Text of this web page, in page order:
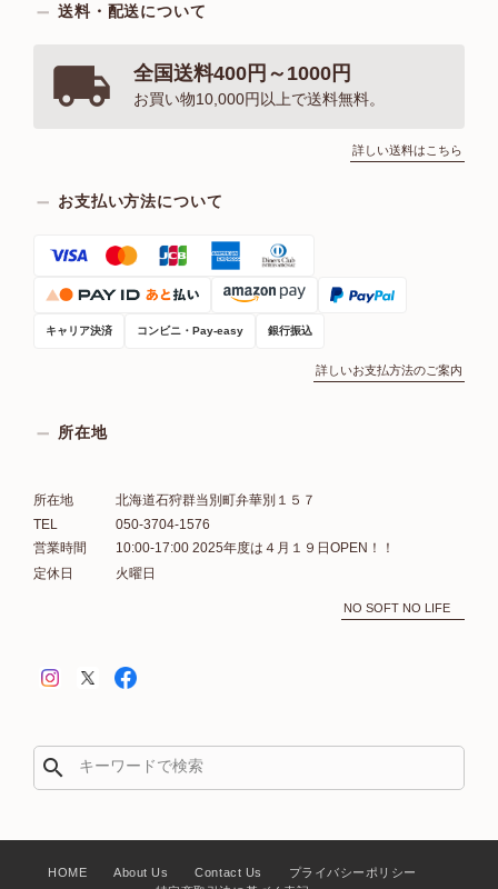
送料・配送について
全国送料400円～1000円
お買い物10,000円以上で送料無料。
詳しい送料はこちら
お支払い方法について
キャリア決済 コンビニ・Pay-easy 銀行振込
詳しいお支払方法のご案内
所在地
所在地
北海道石狩群当別町弁華別１５７
TEL
050-3704-1576
営業時間
10:00-17:00 2025年度は４月１９日OPEN！！
定休日
火曜日
NO SOFT NO LIFE
search
HOME About Us Contact Us
プライバシーポリシー